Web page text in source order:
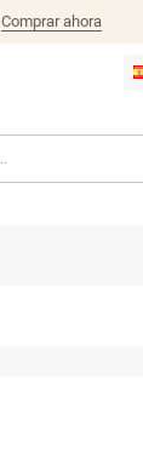
Comprar ahora